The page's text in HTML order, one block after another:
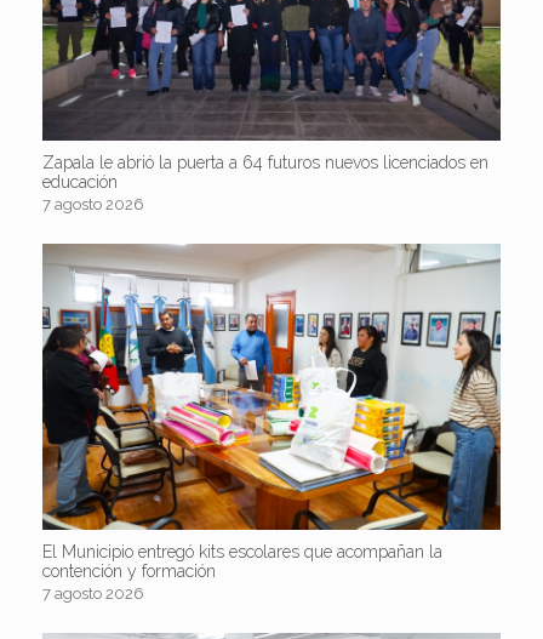
Zapala le abrió la puerta a 64 futuros nuevos licenciados en
educación
7 agosto 2026
El Municipio entregó kits escolares que acompañan la
contención y formación
7 agosto 2026